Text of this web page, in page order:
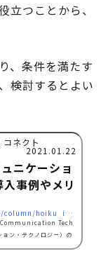
立つことから、
、条件を満たす
検討するとよい
ネクト
2021.01.22
ニケーショ
事例やメリ
https://kidsna-connect.com/site/column/hoiku_ict/4908
Tech
ン・テクノロジー）の
どさまざまな形状のコン